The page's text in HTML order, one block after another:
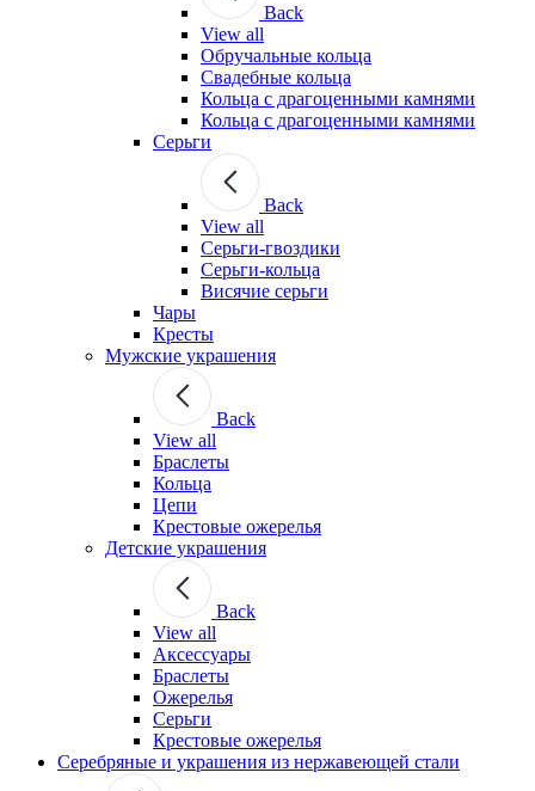
Back
View all
Обручальные кольца
Свадебные кольца
Кольца с драгоценными камнями
Кольца с драгоценными камнями
Серьги
Back
View all
Серьги-гвоздики
Серьги-кольца
Висячие серьги
Чары
Кресты
Мужские украшения
Back
View all
Браслеты
Кольца
Цепи
Крестовые ожерелья
Детские украшения
Back
View all
Аксессуары
Браслеты
Ожерелья
Серьги
Крестовые ожерелья
Серебряные и украшения из нержавеющей стали